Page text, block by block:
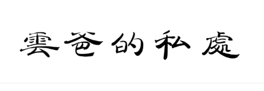
primary
navigation
content
primary
sidebar